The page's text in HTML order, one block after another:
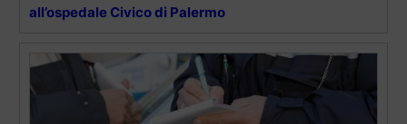
all’ospedale Civico di Palermo